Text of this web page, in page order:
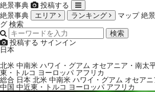
絶景事典
投稿する
絶景事典
エリア ランキング マップ 絶
グ 検索
検索
投稿する サインイン
日本
北米 中南米 ハワイ・グアム オセアニア・南太
東・トルコ ヨーロッパ アフリカ
総合 日本 北米 中南米 ハワイ・グアム オセア
中国 中近東・トルコ ヨーロッパ アフリカ